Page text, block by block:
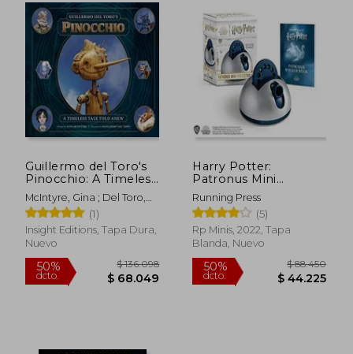
50%
dcto.
$ 84.739
$ 42.370
10%
dcto. $
Guillermo del Toro's
Pinocchio: A Timeless
Tale Told Anew (en
Inglés)
McIntyre, Gina ; Del Toro,
Guillermo
(1)
Insight Editions, Tapa Dura,
Nuevo
Harry Potter:
Patronus Mini
Projector set (rp
Minis) (en Inglés)
Running Press
(5)
Rp Minis, 2022, Tapa
Blanda, Nuevo